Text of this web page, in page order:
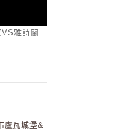
雅詩蘭
盧瓦城堡&